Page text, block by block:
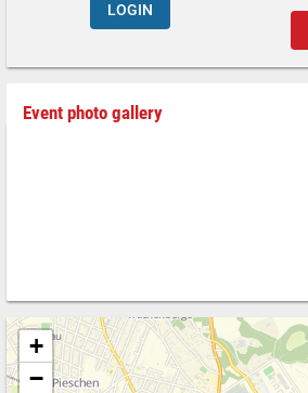
LOGIN
Event photo gallery
+
−